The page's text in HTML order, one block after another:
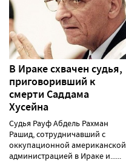
В Ираке схвачен судья,
приговоривший к
смерти Саддама
Хусейна
Судья Рауф Абдель Рахман
Рашид, сотрудничавший с
оккупационной американской
администрацией в Ираке и......